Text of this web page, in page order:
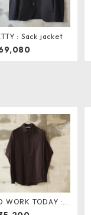
: Sack jacket
WORK TODAY : T
Shirt